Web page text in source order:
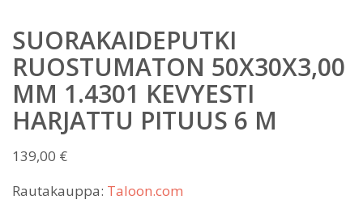
SUORAKAIDEPUTKI
RUOSTUMATON 50X30X3,00
MM 1.4301 KEVYESTI
HARJATTU PITUUS 6 M
139,00 €
Rautakauppa: Taloon.com